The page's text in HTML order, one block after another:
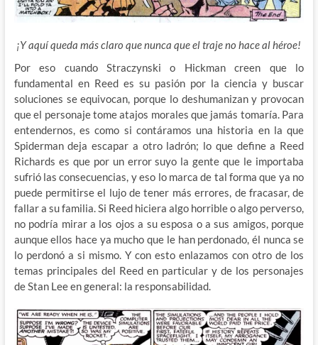
¡Y aquí queda más claro que nunca que el traje no hace al héroe!
Por eso cuando Straczynski o Hickman creen que lo
fundamental en Reed es su pasión por la ciencia y buscar
soluciones se equivocan, porque lo deshumanizan y provocan
que el personaje tome atajos morales que jamás tomaría. Para
entendernos, es como si contáramos una historia en la que
Spiderman deja escapar a otro ladrón; lo que define a Reed
Richards es que por un error suyo la gente que le importaba
sufrió las consecuencias, y eso lo marca de tal forma que ya no
puede permitirse el lujo de tener más errores, de fracasar, de
fallar a su familia. Si Reed hiciera algo horrible o algo perverso,
no podría mirar a los ojos a su esposa o a sus amigos, porque
aunque ellos hace ya mucho que le han perdonado, él nunca se
lo perdonó a si mismo. Y con esto enlazamos con otro de los
temas principales del Reed en particular y de los personajes
de Stan Lee en general: la responsabilidad.